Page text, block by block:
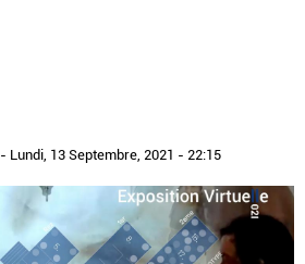
- Lundi, 13 Septembre, 2021 - 22:15